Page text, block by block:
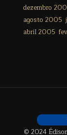
dezembro
agosto 2005
abril 2005
© 2024